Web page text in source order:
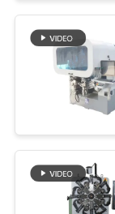
PLAN
PRIVACY
POLICY
fil